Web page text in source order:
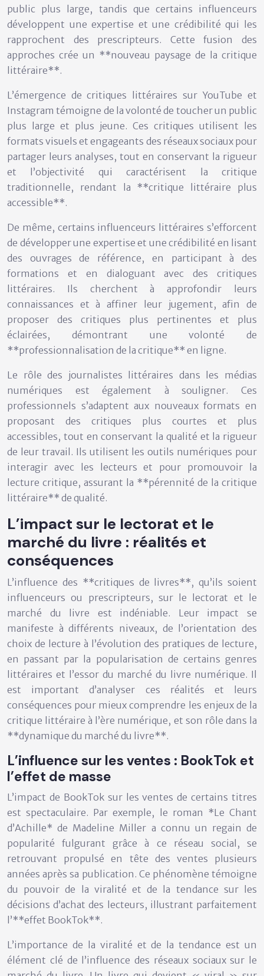
public plus large, tandis que certains influenceurs
développent une expertise et une crédibilité qui les
rapprochent des prescripteurs. Cette fusion des
approches crée un **nouveau paysage de la critique
littéraire**.
L’émergence de critiques littéraires sur YouTube et
Instagram témoigne de la volonté de toucher un public
plus large et plus jeune. Ces critiques utilisent les
formats visuels et engageants des réseaux sociaux pour
partager leurs analyses, tout en conservant la rigueur
et l’objectivité qui caractérisent la critique
traditionnelle, rendant la **critique littéraire plus
accessible**.
De même, certains influenceurs littéraires s’efforcent
de développer une expertise et une crédibilité en lisant
des ouvrages de référence, en participant à des
formations et en dialoguant avec des critiques
littéraires. Ils cherchent à approfondir leurs
connaissances et à affiner leur jugement, afin de
proposer des critiques plus pertinentes et plus
éclairées, démontrant une volonté de
**professionnalisation de la critique** en ligne.
Le rôle des journalistes littéraires dans les médias
numériques est également à souligner. Ces
professionnels s’adaptent aux nouveaux formats en
proposant des critiques plus courtes et plus
accessibles, tout en conservant la qualité et la rigueur
de leur travail. Ils utilisent les outils numériques pour
interagir avec les lecteurs et pour promouvoir la
lecture critique, assurant la **pérennité de la critique
littéraire** de qualité.
L’impact sur le lectorat et le
marché du livre : réalités et
conséquences
L’influence des **critiques de livres**, qu’ils soient
influenceurs ou prescripteurs, sur le lectorat et le
marché du livre est indéniable. Leur impact se
manifeste à différents niveaux, de l’orientation des
choix de lecture à l’évolution des pratiques de lecture,
en passant par la popularisation de certains genres
littéraires et l’essor du marché du livre numérique. Il
est important d’analyser ces réalités et leurs
conséquences pour mieux comprendre les enjeux de la
critique littéraire à l’ère numérique, et son rôle dans la
**dynamique du marché du livre**.
L’influence sur les ventes : BookTok et
l’effet de masse
L’impact de BookTok sur les ventes de certains titres
est spectaculaire. Par exemple, le roman *Le Chant
d’Achille* de Madeline Miller a connu un regain de
popularité fulgurant grâce à ce réseau social, se
retrouvant propulsé en tête des ventes plusieurs
années après sa publication. Ce phénomène témoigne
du pouvoir de la viralité et de la tendance sur les
décisions d’achat des lecteurs, illustrant parfaitement
l’**effet BookTok**.
L’importance de la viralité et de la tendance est un
élément clé de l’influence des réseaux sociaux sur le